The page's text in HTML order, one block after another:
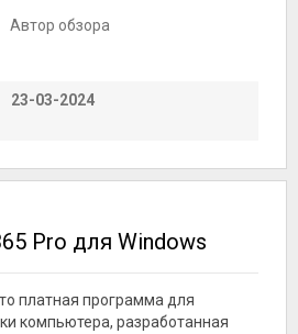
Автор обзора
23-03-2024
Pro для Windows
платная программа для
компьютера, разработанная